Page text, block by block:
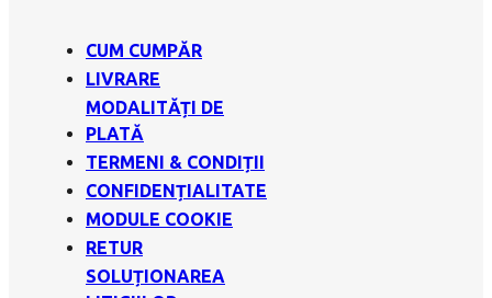
CUM CUMPĂR
LIVRARE
MODALITĂȚI DE
PLATĂ
TERMENI & CONDIȚII
CONFIDENȚIALITATE
MODULE COOKIE
RETUR
SOLUȚIONAREA